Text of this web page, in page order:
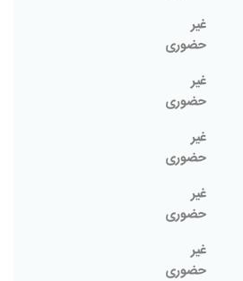
غیر
حضوری
غیر
حضوری
غیر
حضوری
غیر
حضوری
غیر
حضوری